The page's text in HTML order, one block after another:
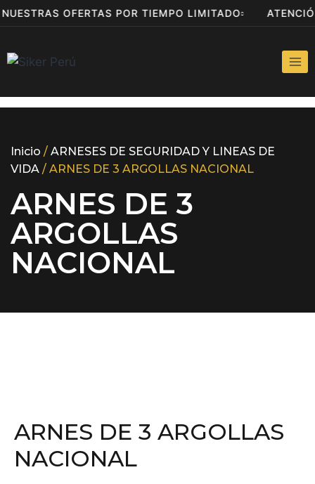
NUESTRAS OFERTAS POR TIEMPO LIMITADO
Inicio / ARNESES DE SEGURIDAD Y LINEAS DE
VIDA / ARNES DE 3 ARGOLLAS NACIONAL
ARNES DE 3
ARGOLLAS
NACIONAL
ARNES DE 3 ARGOLLAS
NACIONAL